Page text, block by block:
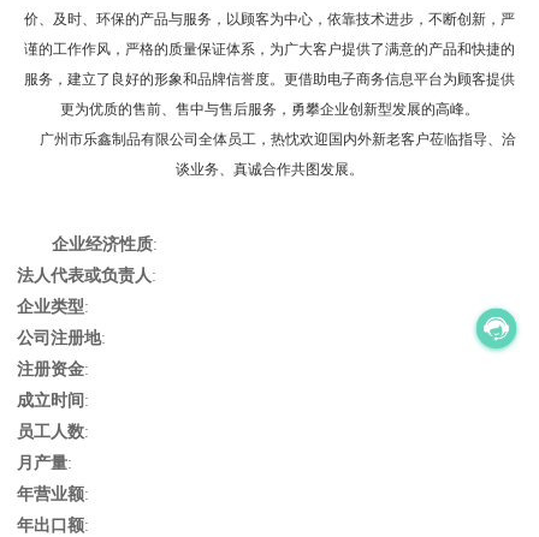
价、及时、环保的产品与服务，以顾客为中心，依靠技术进步，不断创新，严
谨的工作作风，严格的质量保证体系，为广大客户提供了满意的产品和快捷的
服务，建立了良好的形象和品牌信誉度。更借助电子商务信息平台为顾客提供
更为优质的售前、售中与售后服务，勇攀企业创新型发展的高峰。
广州市乐鑫制品有限公司全体员工，热忱欢迎国内外新老客户莅临指导、洽
谈业务、真诚合作共图发展。
企业经济性质:
法人代表或负责人:
企业类型:
公司注册地:
注册资金:
成立时间:
员工人数:
月产量:
年营业额:
年出口额: